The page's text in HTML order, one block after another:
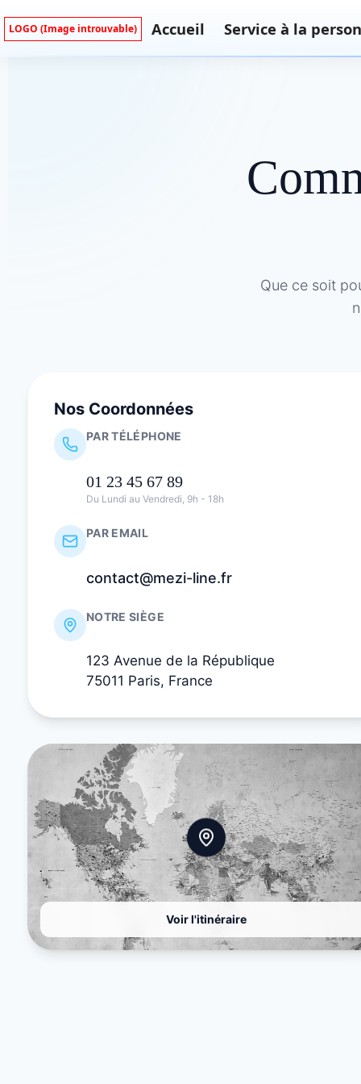
LOGO (Image introuvable) Accueil Service à la
Que ce soit
Nos Coordonnées
PAR TÉLÉPHONE
01 23 45 67 89
Du Lundi au Vendredi, 9h - 18h
PAR EMAIL
contact@mezi-line.fr
NOTRE SIÈGE
123 Avenue de la République
75011 Paris, France
Voir l'itinéraire